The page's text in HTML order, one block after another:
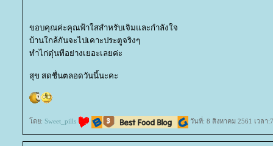
ขอบคุณค่ะคุณฟ้าใสสำหรับเจิมและกำลังใจ
บ้านใกล้กันจะไปเคาะประตูจริงๆ
ทำไก่ตุ๋นทีอย่างเยอะเลยค่ะ
สุข สดชื่นตลอดวันนี้นะคะ
ดย: Sweet_pills วันที่: 8 สิงหาคม 2561 เวลา